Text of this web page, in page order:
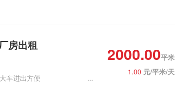
房出租
17米5大车进出方便‌‌ ...
2000.00平米
1.00 元/平米/天